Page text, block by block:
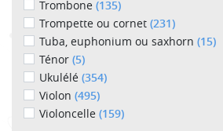
Trombone (135)
Trompette ou cornet (231)
Tuba, euphonium ou saxhorn (15)
Ténor (5)
Ukulélé (354)
Violon (495)
Violoncelle (159)